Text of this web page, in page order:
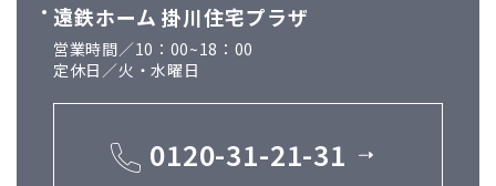
遠鉄ホーム 掛川住宅プラザ
営業時間／10：00~18：00
定休日／火・水曜日
0120-31-21-31